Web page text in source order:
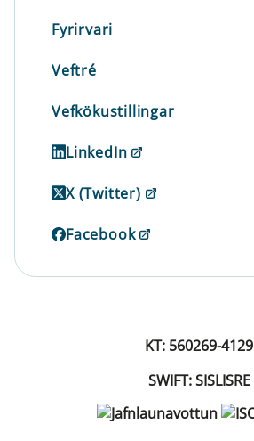
Fyrirvari
Veftré
Vefkökustillingar
LinkedIn
X (Twitter)
Facebook
KT: 560269-4129
SWIFT: SISLISRE